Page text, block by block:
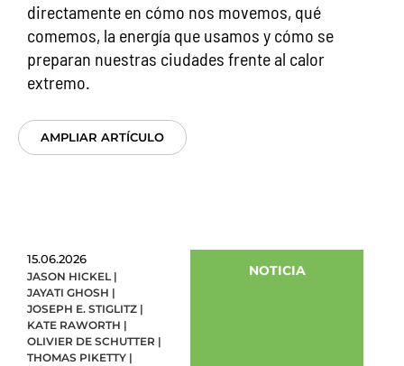
directamente en cómo nos movemos, qué
comemos, la energía que usamos y cómo se
preparan nuestras ciudades frente al calor
extremo.
AMPLIAR ARTÍCULO
15.06.2026
JASON HICKEL |
JAYATI GHOSH |
JOSEPH E. STIGLITZ |
KATE RAWORTH |
OLIVIER DE SCHUTTER |
THOMAS PIKETTY |
NOTICIA